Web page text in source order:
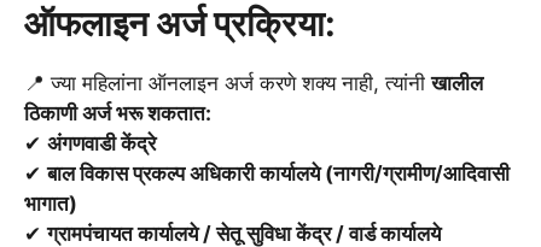
ऑफलाइन अर्ज प्रक्रिया:
📍 ज्या महिलांना ऑनलाइन अर्ज करणे शक्य नाही, त्यांनीखालील
ठिकाणी अर्ज भरू शकतात:
✔ अंगणवाडी केंद्रे
✔बाल विकास प्रकल्प अधिकारी कार्यालये (नागरी/ग्रामीण/आदिवासी
भागात)
✔ग्रामपंचायत कार्यालये / सेतू सुविधा केंद्र / वार्ड कार्यालये